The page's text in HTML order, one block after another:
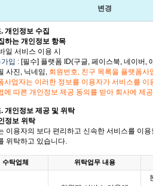
변경
개인정보 수집
하는 개인정보 항목
일 서비스 이용 시
입 : [필수] 플랫폼 ID(구글, 페이스북, 네이버, 애플,
사진, 닉네임, 회원번호, 친구 목록을 플랫폼사업자
사업자는 이러한 정보를 이용자가 서비스를 이용하
에 따른 개인정보 제공 동의를 받아 회사에 제공합니
. 개인정보 제공 및 위탁
정보 위탁
이용자의 보다 편리하고 신속한 서비스를 이용할
위탁하고 있습니다.
수탁업체 위탁업무 내용
본인